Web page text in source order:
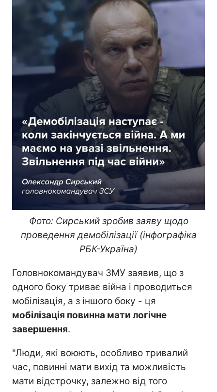
Фото: Сирський зробив заяву щодо
проведення демобілізації (інфографіка
РБК-Україна)
Головнокомандувач ЗМУ заявив, що з
одного боку триває війна і проводиться
мобілізація, а з іншого боку - ця
мобілізація повинна мати логічне
завершення.
"Люди, які воюють, особливо тривалий
час, повинні мати вихід та можливість
мати відстрочку, залежно від того